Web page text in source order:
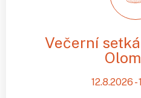
Večerní
12.8.2026 -